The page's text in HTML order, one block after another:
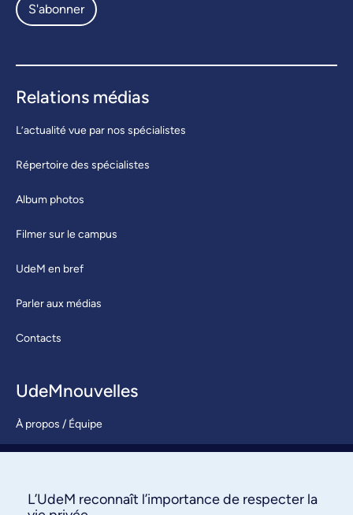
S'abonner
Relations médias
L’actualité vue par nos spécialistes
Répertoire des spécialistes
Album photos
Filmer sur le campus
UdeM en bref
Parler aux médias
Contacts
UdeMnouvelles
À propos / Équipe
S’abonner
L’UdeM reconnaît l’importance de respecter la